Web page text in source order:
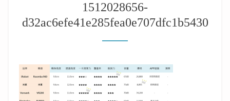
1512028656-
d32ac6efe41e285fea0e707dfc1b5430